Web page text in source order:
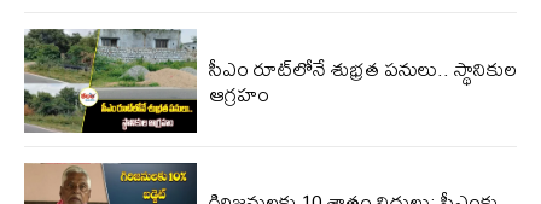
సీఎం రూట్‌లోనే శుభ్రత పనులు.. స్థానికుల
ఆగ్రహం